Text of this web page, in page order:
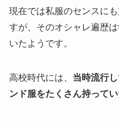
現在では私服のセンスに
すが、そのオシャレ遍歴
いたようです。
高校時代には、 当時流行
ンド服をたくさん持って